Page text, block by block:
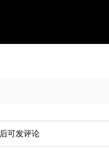
后可发评论